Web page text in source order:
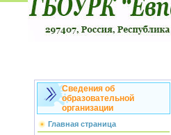
Сведения об
образовательной
организации
Главная страница